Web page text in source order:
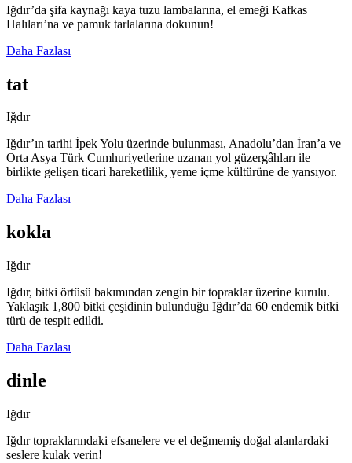
Iğdır’da şifa kaynağı kaya tuzu lambalarına, el emeği Kafkas
Halıları’na ve pamuk tarlalarına dokunun!
Daha Fazlası
tat
Iğdır
Iğdır’ın tarihi İpek Yolu üzerinde bulunması, Anadolu’dan İran’a ve
Orta Asya Türk Cumhuriyetlerine uzanan yol güzergâhları ile
birlikte gelişen ticari hareketlilik, yeme içme kültürüne de yansıyor.
Daha Fazlası
kokla
Iğdır
Iğdır, bitki örtüsü bakımından zengin bir topraklar üzerine kurulu.
Yaklaşık 1,800 bitki çeşidinin bulunduğu Iğdır’da 60 endemik bitki
türü de tespit edildi.
Daha Fazlası
dinle
Iğdır
Iğdır topraklarındaki efsanelere ve el değmemiş doğal alanlardaki
seslere kulak verin!